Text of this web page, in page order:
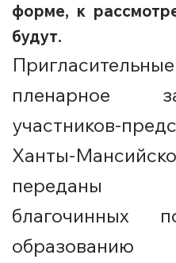
форме, к
будут.
пленарное
участников-
Ханты-
переданы
благочинных
образованию